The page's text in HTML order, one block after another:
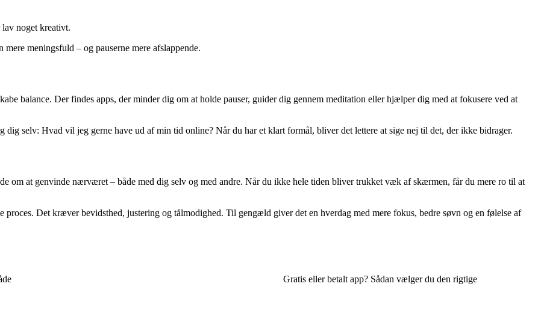
noget kreativt.
meningsfuld – og pauserne mere afslappende.
balance. Der findes apps, der minder dig om at holde pauser, guider dig gennem meditation eller hjælper dig med at fokusere ved at
dig selv: Hvad vil jeg gerne have ud af min tid online? Når du har et klart formål, bliver det lettere at sige nej til det, der ikke bidrager.
om at genvinde nærværet – både med dig selv og med andre. Når du ikke hele tiden bliver trukket væk af skærmen, får du mere ro til at
Det kræver bevidsthed, justering og tålmodighed. Til gengæld giver det en hverdag med mere fokus, bedre søvn og en følelse af
Gratis eller betalt app? Sådan vælger du den rigtige